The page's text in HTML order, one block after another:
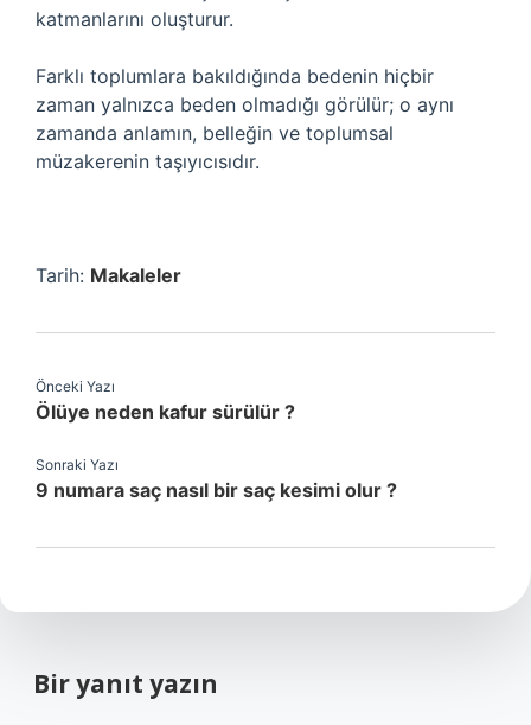
katmanlarını oluşturur.
Farklı toplumlara bakıldığında bedenin hiçbir
zaman yalnızca beden olmadığı görülür; o aynı
zamanda anlamın, belleğin ve toplumsal
müzakerenin taşıyıcısıdır.
Tarih: Makaleler
Önceki Yazı
Ölüye neden kafur sürülür ?
Sonraki Yazı
9 numara saç nasıl bir saç kesimi olur ?
Bir yanıt yazın